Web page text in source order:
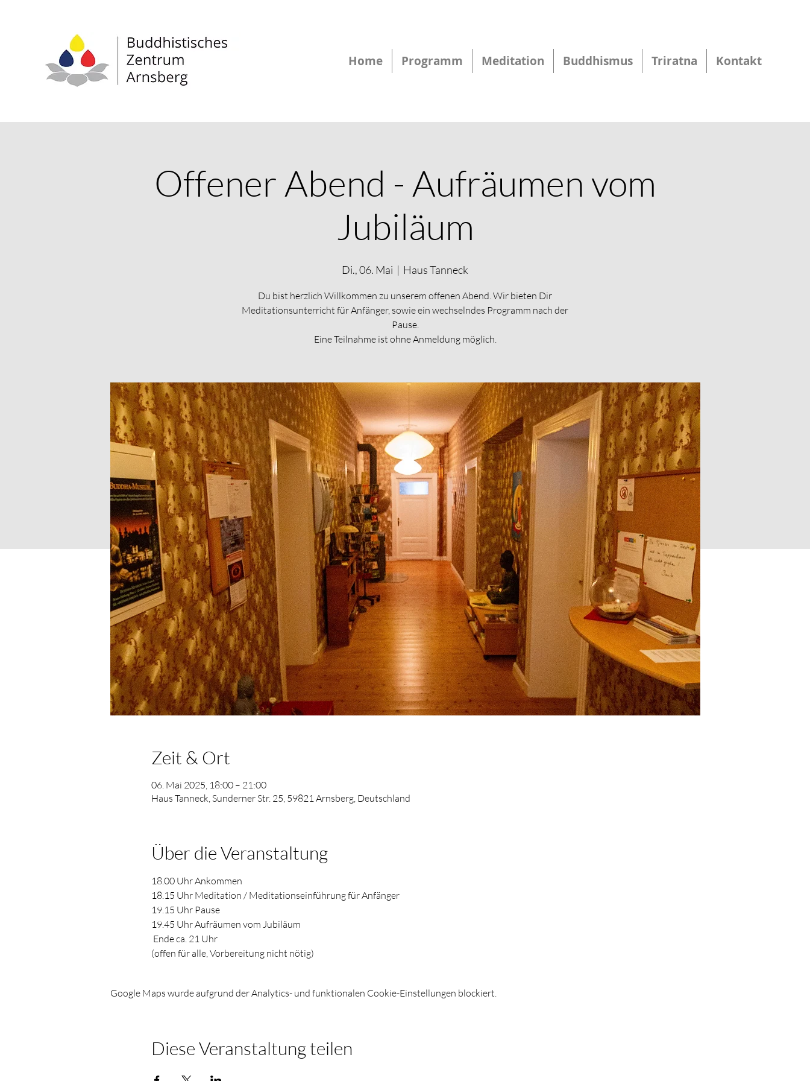
Home Programm Meditation Buddhismus Triratna Kontakt
Offener Abend - Aufräumen vom
Jubiläum
Di., 06. Mai
  |
Haus Tanneck
Du bist herzlich Willkommen zu unserem offenen Abend. Wir bieten Dir
Meditationsunterricht für Anfänger, sowie ein wechselndes Programm nach der
Pause.
Eine Teilnahme ist ohne Anmeldung möglich.
Zeit & Ort
06. Mai 2025, 18:00 – 21:00
Haus Tanneck, Sunderner Str. 25, 59821 Arnsberg, Deutschland
Über die Veranstaltung
18.00 Uhr Ankommen
18.15 Uhr Meditation / Meditationseinführung für Anfänger
19.15 Uhr Pause
19.45 Uhr Aufräumen vom Jubiläum
Ende ca. 21 Uhr
(offen für alle, Vorbereitung nicht nötig)
Google Maps wurde aufgrund der Analytics- und funktionalen Cookie-Einstellungen blockiert.
Diese Veranstaltung teilen